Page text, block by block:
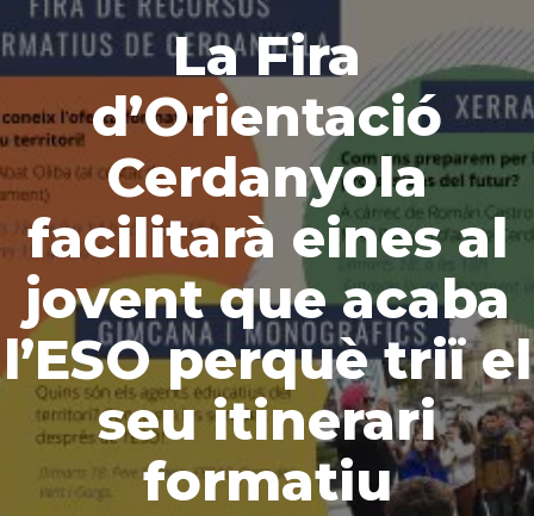
La Fira
d’Orientació
Cerdanyola
facilitarà eines al
jovent que acaba
l’ESO perquè triï el
seu itinerari
formatiu